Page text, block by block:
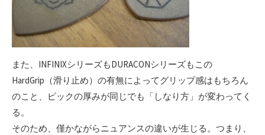
また、INFINIXシリーズもDURACONシリーズもこの
HardGrip（滑り止め）の有無によってグリップ感はもちろん
のこと、ピックの厚みが同じでも「しなり方」が変わってく
る。
そのため、僅かながらニュアンスの違いが生じる。つまり、